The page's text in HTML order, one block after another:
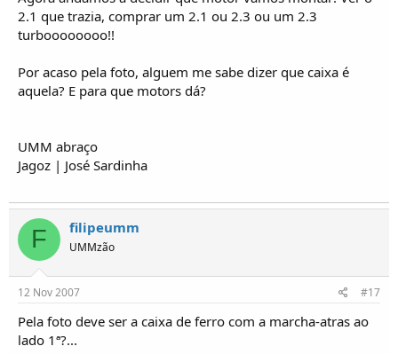
2.1 que trazia, comprar um 2.1 ou 2.3 ou um 2.3
turboooooooo!!
Por acaso pela foto, alguem me sabe dizer que caixa é
aquela? E para que motors dá?
UMM abraço
Jagoz | José Sardinha
F filipeumm
UMMzão
12 Nov 2007 #17
Pela foto deve ser a caixa de ferro com a marcha-atras ao
lado 1ª?...